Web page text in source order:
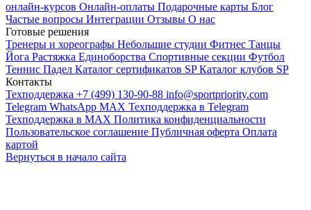
онлайн-курсов Онлайн-оплаты Подарочные карты Блог
Частые вопросы Интеграции Отзывы О нас
Готовые решения
Тренеры и хореографы Небольшие студии Фитнес Танцы
Йога Растяжка Единоборства Спортивные секции Футбол
Теннис Падел Каталог сертификатов SPКаталог клубов SP
Контакты
Техподдержка +7 (499) 130-90-88 info@sportpriority.com
Telegram WhatsApp MAX Техподдержка в Telegram
Техподдержка в MAX Политика конфиденциальности
Пользовательское соглашение Публичная оферта Оплата
картой
Вернуться в начало сайта